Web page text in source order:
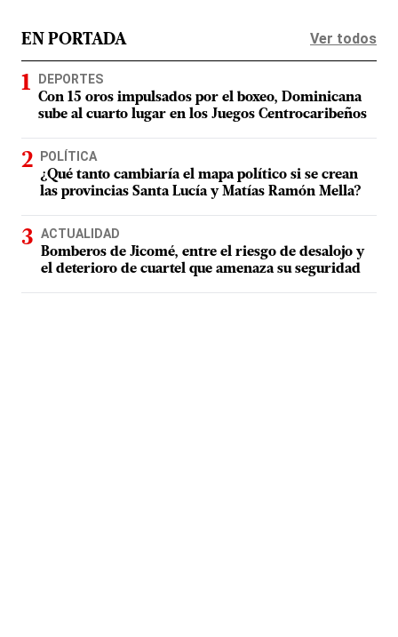
EN PORTADA Ver todos
DEPORTES
Con 15 oros impulsados por el boxeo, Dominicana
sube al cuarto lugar en los Juegos Centrocaribeños
POLÍTICA
¿Qué tanto cambiaría el mapa político si se crean
las provincias Santa Lucía y Matías Ramón Mella?
ACTUALIDAD
Bomberos de Jicomé, entre el riesgo de desalojo y
el deterioro de cuartel que amenaza su seguridad